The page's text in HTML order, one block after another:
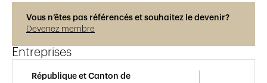
Vous n’êtes pas référencés et souhaitez le devenir?
Devenez membre
Entreprises
République et Canton de